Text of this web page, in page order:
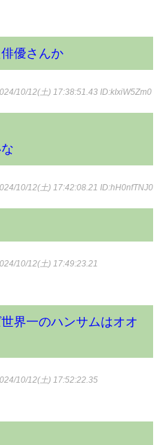
優さんか
10/12(土) 17:38:51.43 ID:kIxiW5Zm0
10/12(土) 17:42:08.21 ID:hH0nfTNJ0
10/12(土) 17:49:23.21
界一のハンサムはオオ
10/12(土) 17:52:22.35